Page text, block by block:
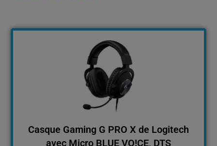
Casque Gaming G PRO X de Logitech
avec Micro BLUE VO!CE, DTS